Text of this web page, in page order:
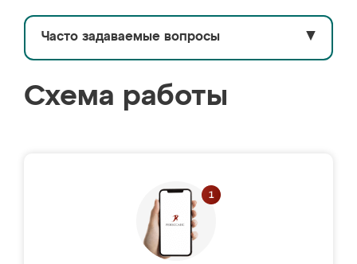
Часто задаваемые вопросы ▼
Схема работы